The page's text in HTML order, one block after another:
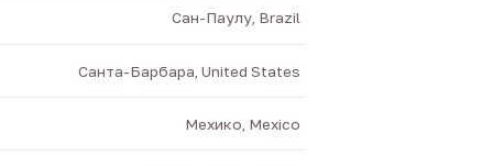
Сан-Паулу, Brazil
Санта-Барбара, United States
Мехико, Mexico